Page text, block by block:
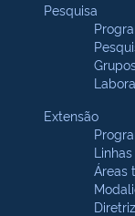
Pesquisa
Extensão
Áreas